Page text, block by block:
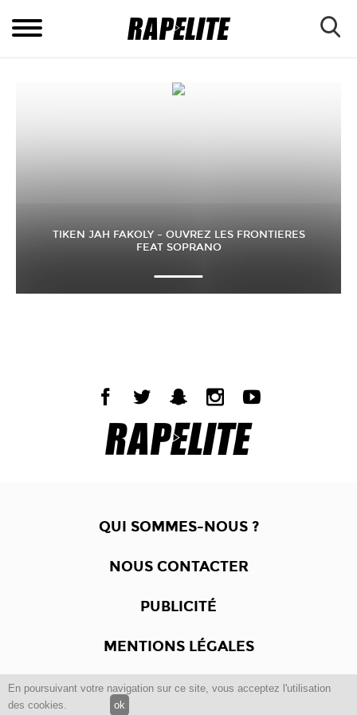
En poursuivant votre navigation sur ce site, vous acceptez l'utilisation
des cookies.
ok
TIKEN JAH FAKOLY – OUVREZ LES FRONTIERES
FEAT SOPRANO
QUI SOMMES-NOUS ?
NOUS CONTACTER
PUBLICITÉ
MENTIONS LÉGALES
Copyright © 2012 -2017Dewalgo- Tous droits réservés.